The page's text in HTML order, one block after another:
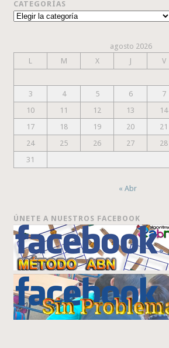
CATEGORÍAS
Categorías
agosto 2026
L
M X J V
3
4 5 6 7
10
11 12 13 14
17
18 19 20 21
24
25 26 27 28
31
« Abr
ÚNETE A NUESTROS FACEBOOK